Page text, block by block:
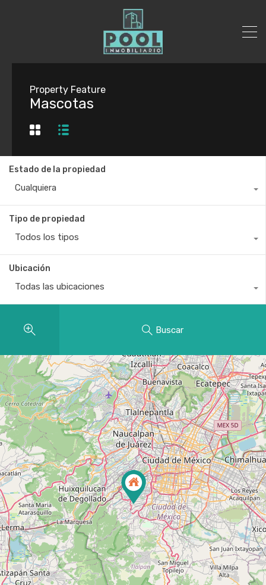
Property Feature
Mascotas
Estado de la propiedad
Cualquiera
Tipo de propiedad
Todos los tipos
Ubicación
Todas las ubicaciones
Buscar